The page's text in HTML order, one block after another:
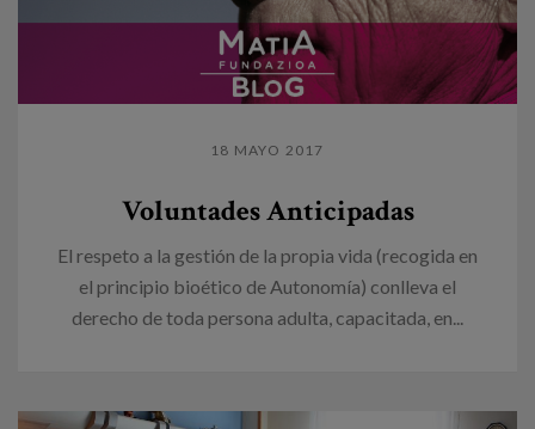
18 MAYO 2017
Voluntades Anticipadas
El respeto a la gestión de la propia vida (recogida en
el principio bioético de Autonomía) conlleva el
derecho de toda persona adulta, capacitada, en...